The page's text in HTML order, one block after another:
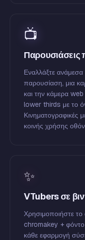
📺
Παρουσιάσεις
Εναλλάξτε
παρουσίαση, μια
και την κάμερα
lower thirds με το
Κινηματογραφικές
κοινής χρήσης
✨
VTubers σε
Χρησιμοποιήστε
chromakey +
κάθε εφαρμογή